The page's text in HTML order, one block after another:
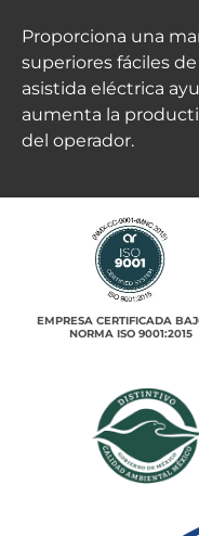
Proporciona una
superiores fáciles
asistida eléctrica
aumenta la
del operador.
EMPRESA CERTIFICADA
NORMA ISO 9001:2015